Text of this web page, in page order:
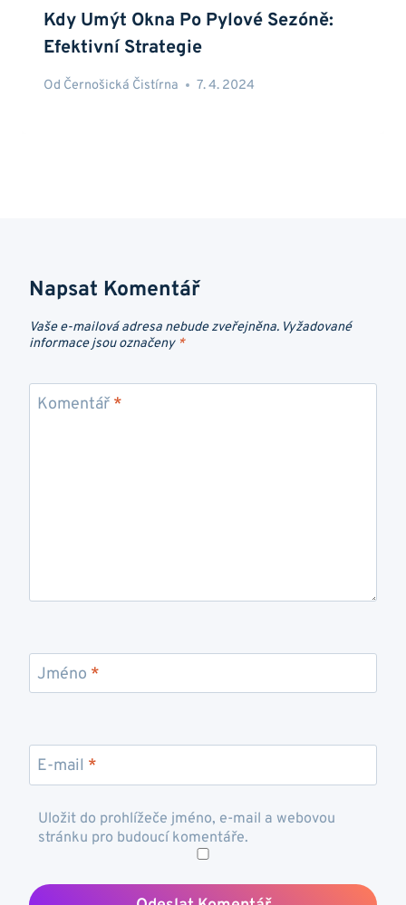
Kdy Umýt Okna Po Pylové Sezóně:
Efektivní Strategie
Od Černošická Čistírna 7. 4. 2024
Napsat Komentář
Vaše e-mailová adresa nebude zveřejněna. Vyžadované
informace jsou označeny *
Komentář *
Jméno *
E-mail *
Uložit do prohlížeče jméno, e-mail a webovou
stránku pro budoucí komentáře.